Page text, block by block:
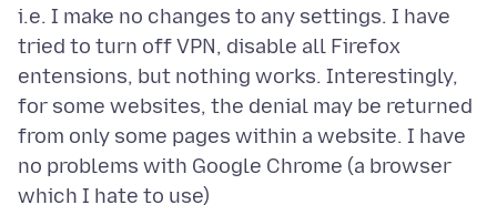
i.e. I make no changes to any settings. I have
tried to turn off VPN, disable all Firefox
entensions, but nothing works. Interestingly,
for some websites, the denial may be returned
from only some pages within a website. I have
no problems with Google Chrome (a browser
which I hate to use)